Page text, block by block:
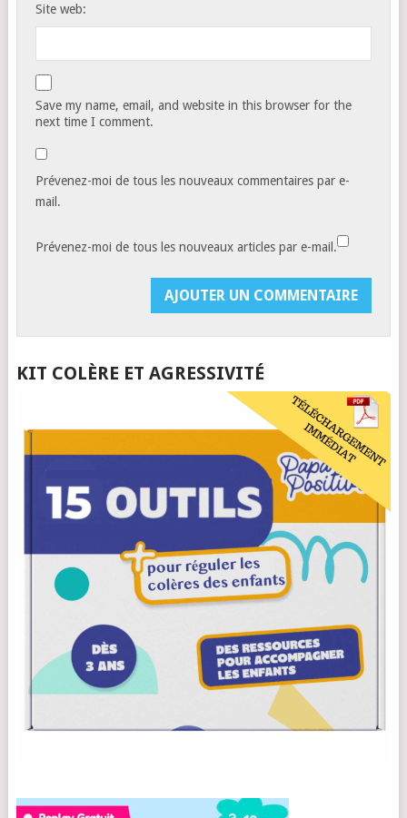
Site web:
Save my name, email, and website in this browser for the
next time I comment.
Prévenez-moi de tous les nouveaux commentaires par e-
mail.
Prévenez-moi de tous les nouveaux articles par e-mail.
KIT COLÈRE ET AGRESSIVITÉ